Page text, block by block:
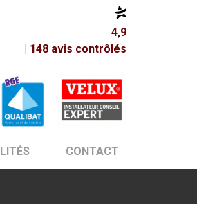
4,9
| 148 avis contrôlés
CONTACT